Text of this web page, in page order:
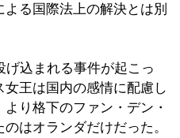
る国際法上の解決とは別
込まれる事件が起こっ
王は国内の感情に配慮し
り格下のファン・デン・
はオランダだけだった。